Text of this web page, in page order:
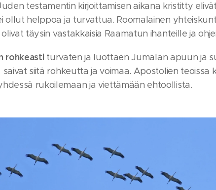
testamentin kirjoittamisen aikana kristitty
ollut helppoa ja turvattua. Roomalainen
täysin vastakkaisia Raamatun ihanteille ja
rohkeastiturvaten ja luottaen Jumalan apuun ja
siitä rohkeutta ja voimaa. Apostolien teoissa
rukoilemaan ja viettämään ehtoollista.